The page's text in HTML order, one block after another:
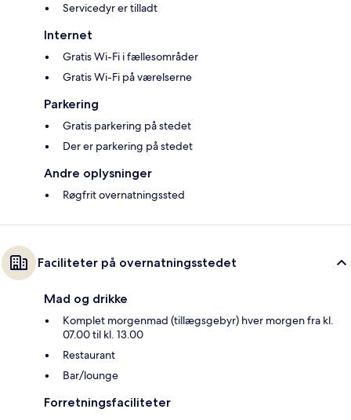
Servicedyr er tilladt
Internet
Gratis Wi-Fi i fællesområder
Gratis Wi-Fi på værelserne
Parkering
Gratis parkering på stedet
Der er parkering på stedet
Andre oplysninger
Røgfrit overnatningssted
Faciliteter på overnatningsstedet
Mad og drikke
Komplet morgenmad (tillægsgebyr) hver morgen fra kl.
07.00 til kl. 13.00
Restaurant
Bar/lounge
Forretningsfaciliteter